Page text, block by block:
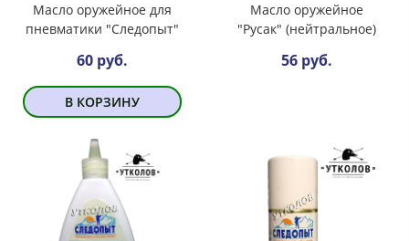
Масло оружейное для
пневматики "Следопыт"
60 руб.
В КОРЗИНУ
Масло оружейное
"Русак" (нейтральное)
56 руб.